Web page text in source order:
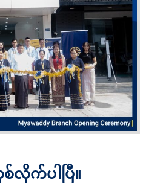
လိုက်ပါပြီ။